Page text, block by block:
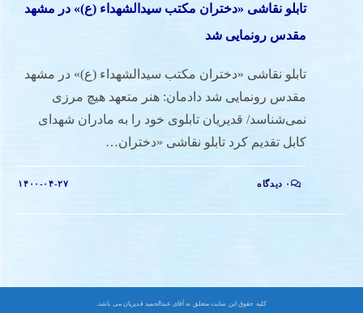
تابلو نقاشی «دختران مکتب سیدالشهداء (ع)» در مشهد
مقدس رونمایی شد
تابلو نقاشی «دختران مکتب سیدالشهداء (ع)» در مشهد
مقدس رونمایی شد دادمان: هنر متعهد هیچ مرزی
نمی‌شناسد/ قدیریان تابلوی خود را به مادران شهدای
کابل تقدیم کرد تابلو نقاشی «دختران…
۰ دیدگاه ۱۴۰۰-۰۴-۲۷
کلیه حقوق این سایت متعلق به آقای عبدالحمید قدیریان می باشد.